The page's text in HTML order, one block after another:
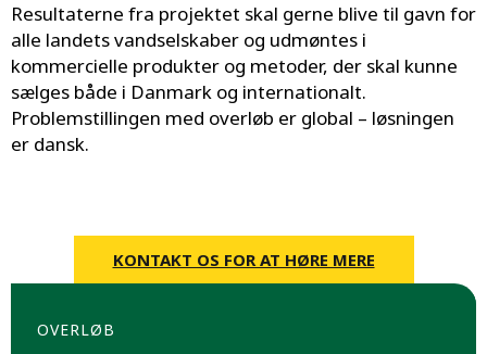
Resultaterne fra projektet skal gerne blive til gavn for
alle landets vandselskaber og udmøntes i
kommercielle produkter og metoder, der skal kunne
sælges både i Danmark og internationalt.
Problemstillingen med overløb er global – løsningen
er dansk.
KONTAKT OS FOR AT HØRE MERE
OVERLØB